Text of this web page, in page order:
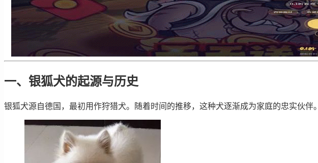
一、银狐犬的起源与历史
银狐犬源自德国，最初用作狩猎犬。随着时间的推移，这种犬逐渐成为家庭的忠实伙伴。